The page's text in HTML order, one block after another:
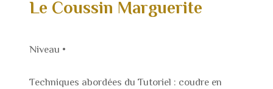
Le Coussin Marguerite
Niveau •
Techniques abordées du Tutoriel : coudre en